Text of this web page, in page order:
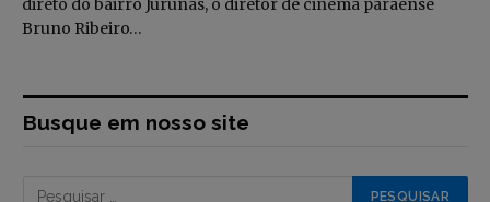
Bruno Ribeiro…
Busque em nosso site